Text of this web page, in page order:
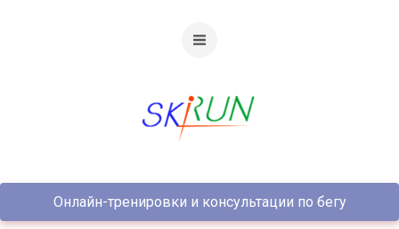
Онлайн-тренировки и консультации по бегу